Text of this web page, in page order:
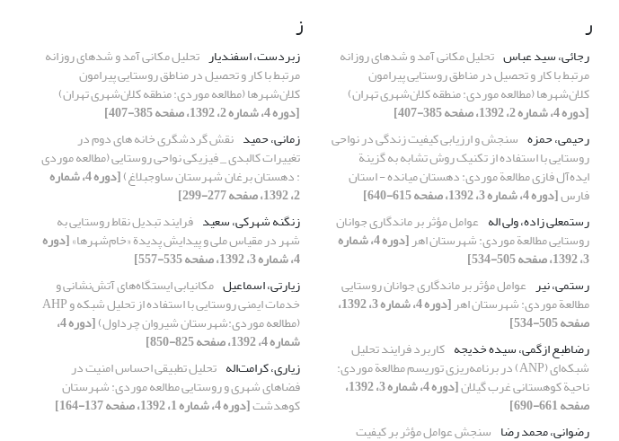
ر
رجائی، سید عباس تحلیل مکانی آمد و شدهای روزانه
مرتبط با کار و تحصیل در مناطق روستایی پیرامون
کلان‌شهرها (مطالعه موردی: منطقه کلان‌شهری تهران)
[دوره 4، شماره 2، 1392، صفحه 385-407]
رحیمی، حمزه سنجش و ارزیابی کیفیت زندگی در نواحی
روستایی با استفاده از تکنیک روش تشابه به گزینة
ایده‌آل فازی مطالعة موردی: دهستان میانده - استان
فارس[دوره 4، شماره 3، 1392، صفحه 615-640]
رستمعلی زاده، ولی اله عوامل مؤثر بر ماندگاری جوانان
روستایی مطالعة موردی: شهرستان اهر [دوره 4، شماره
3، 1392، صفحه 505-534]
رستمی، نیر عوامل مؤثر بر ماندگاری جوانان روستایی
مطالعة موردی: شهرستان اهر [دوره 4، شماره 3، 1392،
صفحه 505-534]
رضاطبع ازگمی، سیده خدیجه کاربرد فرایند تحلیل
شبکه‌ای (ANP) در برنامه‌ریزی توریسم مطالعة موردی:
ناحیة کوهستانی غرب گیلان [دوره 4، شماره 3، 1392،
صفحه 661-690]
رضوانی، محمد رضا سنجش عوامل مؤثر بر کیفیت
ز
زبردست‌، اسفندیار تحلیل مکانی آمد و شدهای روزانه
مرتبط با کار و تحصیل در مناطق روستایی پیرامون
کلان‌شهرها (مطالعه موردی: منطقه کلان‌شهری تهران)
[دوره 4، شماره 2، 1392، صفحه 385-407]
زمانی، حمید نقش گردشگری خانه های دوم در
تغییرات کالبدی _ فیزیکی نواحی روستایی (مطالعه موردی
: دهستان برغان شهرستان ساوجبلاغ) [دوره 4، شماره
2، 1392، صفحه 277-299]
زنگنه شهرکی، سعید فرایند تبدیل نقاط روستایی به
شهر در مقیاس ملی و پیدایش پدیدة «خام‌شهرها»[دوره
4، شماره 3، 1392، صفحه 535-557]
زیارتی، اسماعیل مکانیابی ایستگاه‌های آتش‌نشانی و
خدمات ایمنی روستایی با استفاده از تحلیل شبکه و AHP
(مطالعه موردی:‌شهرستان شیروان چرداول) [دوره 4،
شماره 4، 1392، صفحه 825-850]
زیاری، کرامت‌اله تحلیل تطبیقی احساس امنیت در
فضاهای شهری و روستایی مطالعه موردی: شهرستان
کوهدشت[دوره 4، شماره 1، 1392، صفحه 137-164]